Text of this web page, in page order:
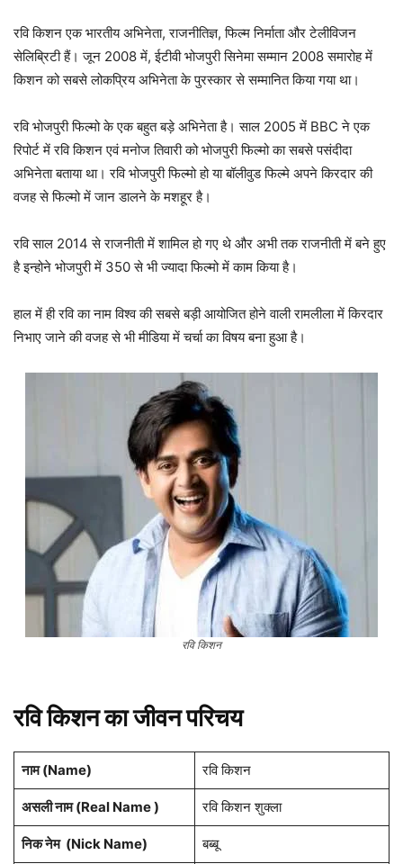
रवि किशन एक भारतीय अभिनेता, राजनीतिज्ञ, फिल्म निर्माता और टेलीविजन
सेलिब्रिटी हैं। जून 2008 में, ईटीवी भोजपुरी सिनेमा सम्मान 2008 समारोह में
किशन को सबसे लोकप्रिय अभिनेता के पुरस्कार से सम्मानित किया गया था।
रवि भोजपुरी फिल्मो के एक बहुत बड़े अभिनेता है। साल 2005 में BBC ने एक
रिपोर्ट में रवि किशन एवं मनोज तिवारी को भोजपुरी फिल्मो का सबसे पसंदीदा
अभिनेता बताया था। रवि भोजपुरी फिल्मो हो या बॉलीवुड फिल्मे अपने किरदार की
वजह से फिल्मो में जान डालने के मशहूर है।
रवि साल 2014 से राजनीती में शामिल हो गए थे और अभी तक राजनीती में बने हुए
है इन्होने भोजपुरी में 350 से भी ज्यादा फिल्मो में काम किया है।
हाल में ही रवि का नाम विश्व की सबसे बड़ी आयोजित होने वाली रामलीला में किरदार
निभाए जाने की वजह से भी मीडिया में चर्चा का विषय बना हुआ है।
रवि किशन
रवि किशन का जीवन परिचय
नाम (Name) रवि किशन
असली नाम (Real Name ) रवि किशन शुक्ला
निक नेम (Nick Name) बब्बू